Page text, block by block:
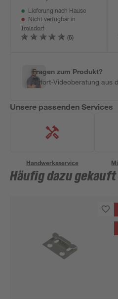
Lieferung nach Hause
Nicht verfügbar in
Troisdorf
(6)
Fragen zum Produkt?
Sofort-Videoberatung aus
Unsere passenden Services
Handwerksservice
Häufig dazu gekauft